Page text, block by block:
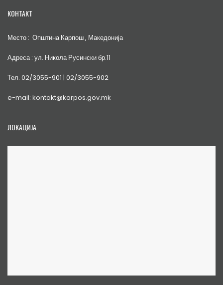
КОНТАКТ
Место : Општина Карпош , Македонија
Адреса : ул. Никола Русински бр.11
Тел. 02/3055-901 | 02/3055-902
e-mail: kontakt@karpos.gov.mk
ЛОКАЦИЈА